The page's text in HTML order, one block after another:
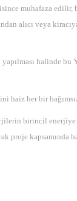
muhafaza edilir,
alıcı veya
halinde
her bir
birincil
proje kapsamında